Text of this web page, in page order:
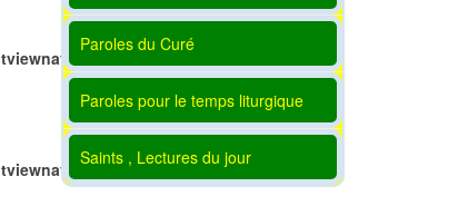
Paroles du Curé
Paroles pour le temps liturgique
Saints , Lectures du jour